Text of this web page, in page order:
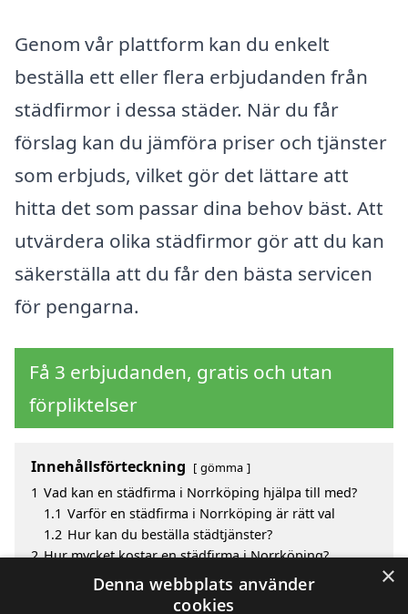
Genom vår plattform kan du enkelt
beställa ett eller flera erbjudanden från
städfirmor i dessa städer. När du får
förslag kan du jämföra priser och tjänster
som erbjuds, vilket gör det lättare att
hitta det som passar dina behov bäst. Att
utvärdera olika städfirmor gör att du kan
säkerställa att du får den bästa servicen
för pengarna.
Få 3 erbjudanden, gratis och utan
förpliktelser
Innehållsförteckning gömma
1 Vad kan en städfirma i Norrköping hjälpa till med?
1.1 Varför en städfirma i Norrköping är rätt val
1.2 Hur kan du beställa städtjänster?
2 Hur mycket kostar en städfirma i Norrköping?
Fördelar med att välja städfirma i Norrköping
Sök efter ett skickligt städfirma i de omgivande
×
Denna webbplats använder
cookies